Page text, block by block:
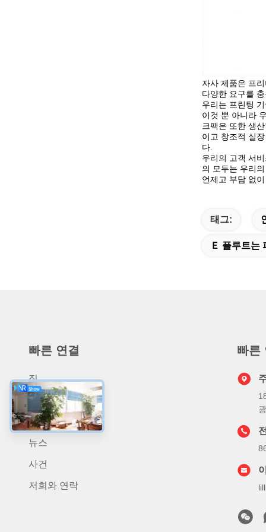
자사 제품은 프
다양한 요구를
우리는 프린팅
이것 뿐 아니라
크팩은 또한 생
이고 창조적 실
다.
우리의 고객 서
의 모두는 우리
언제고 부담 없이
태그:
Ｅ 플루트는
빠른 연결
집
상품
우리 에 관한 것
뉴스
사건
저희와 연락
빠른